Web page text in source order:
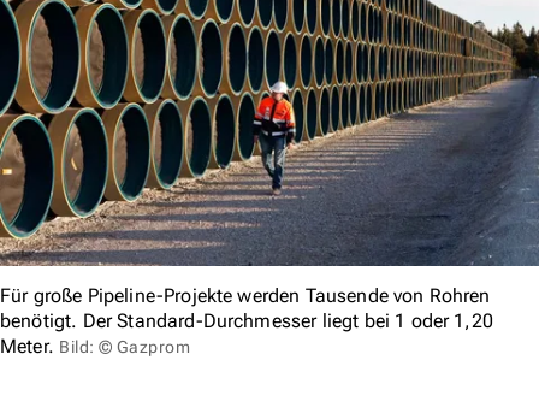
Für große Pipeline-Projekte werden Tausende von Rohren
benötigt. Der Standard-Durchmesser liegt bei 1 oder 1,20
Meter. Bild: © Gazprom